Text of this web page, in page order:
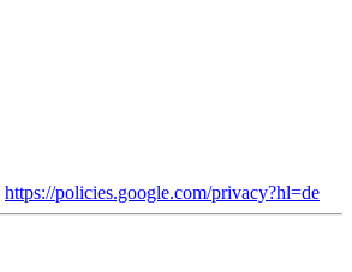
https://policies.google.com/privacy?hl=de